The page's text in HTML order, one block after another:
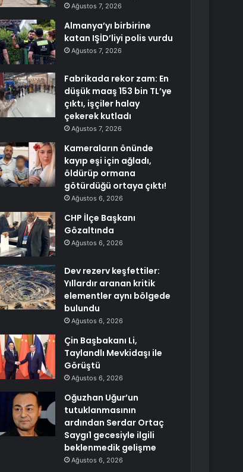
Ağustos 7, 2026
Almanya’yı birbirine
katan IŞİD’liyi polis vurdu
Ağustos 7, 2026
Fabrikada rekor zam: En
düşük maaş 153 bin TL’ye
çıktı, işçiler halay
çekerek kutladı
Ağustos 7, 2026
Kameraların önünde
kayıp eşi için ağladı,
öldürüp ormana
götürdüğü ortaya çıktı!
Ağustos 6, 2026
CHP İlçe Başkanı
Gözaltında
Ağustos 6, 2026
Dev rezerv keşfettiler:
Yıllardır aranan kritik
elementler aynı bölgede
bulundu
Ağustos 6, 2026
Çin Başbakanı Li,
Taylandlı Mevkidaşı ile
Görüştü
Ağustos 6, 2026
Oğuzhan Uğur’un
tutuklanmasının
ardından Serdar Ortaç
Saygı1 gecesiyle ilgili
beklenmedik gelişme
Ağustos 6, 2026